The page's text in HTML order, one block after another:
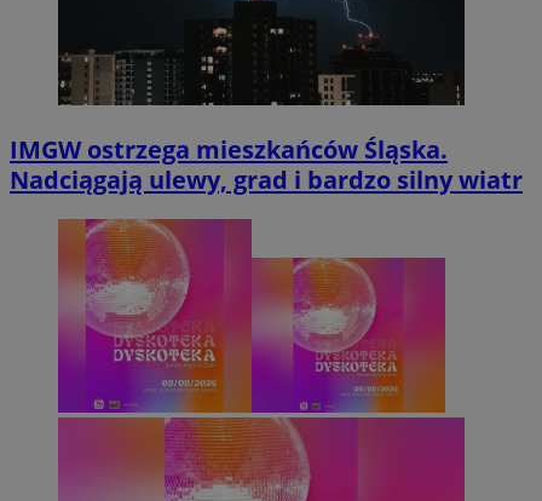
IMGW ostrzega mieszkańców Śląska.
Nadciągają ulewy, grad i bardzo silny wiatr